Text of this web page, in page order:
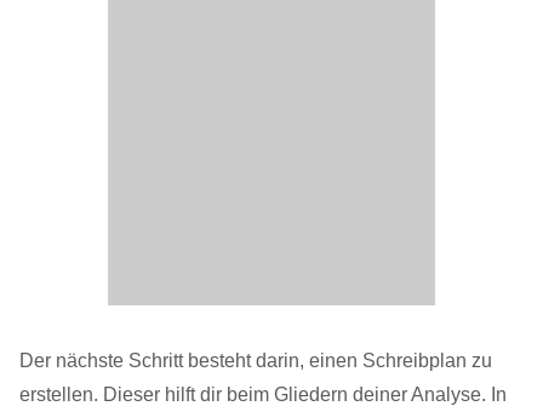
Der nächste Schritt besteht darin, einen Schreibplan zu
erstellen. Dieser hilft dir beim Gliedern deiner Analyse. In